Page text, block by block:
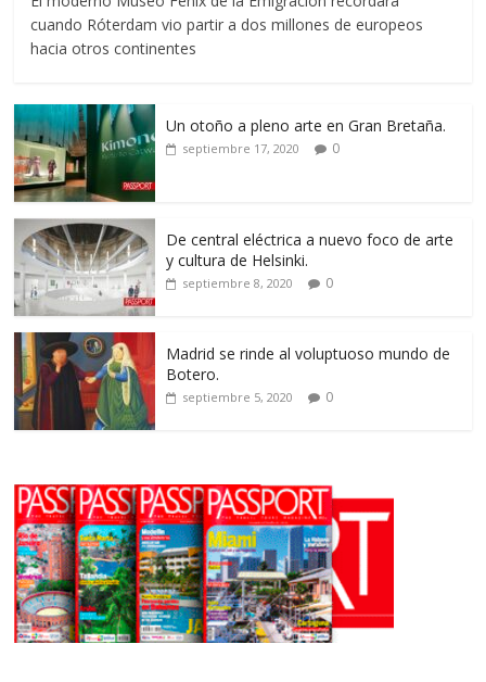
cuando Róterdam vio partir a dos millones de europeos
hacia otros continentes
Un otoño a pleno arte en Gran Bretaña.
septiembre 17, 2020 0
De central eléctrica a nuevo foco de arte
y cultura de Helsinki.
septiembre 8, 2020 0
Madrid se rinde al voluptuoso mundo de
Botero.
septiembre 5, 2020 0